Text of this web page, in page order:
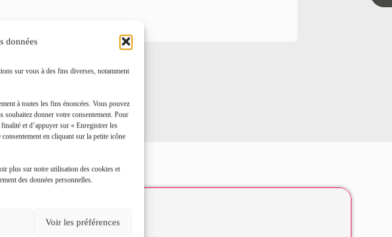
données
sur vous à des fins diverses, notamment
à toutes les fins énoncées. Vous pouvez
souhaitez donner votre consentement. Pour
et d’appuyer sur « Enregistrer les
en cliquant sur la petite icône
plus sur notre utilisation des cookies et
des données personnelles.
Voir les préférences